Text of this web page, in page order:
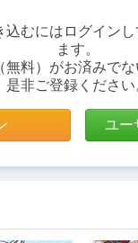
込むにはログイン
ます。
無料）がお済みで
是非ご登録ください
ユー